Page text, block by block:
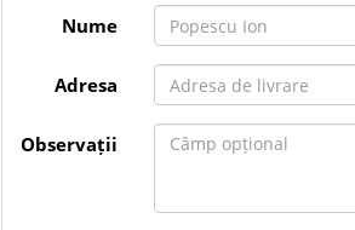
Rolă aerare Makita 652024750 pentru
îngrijirea eficientă și delicată a
Nume
Adresa
Observații